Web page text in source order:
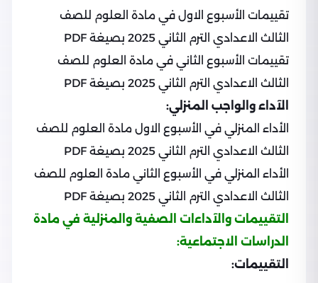
تقييمات الأسبوع الاول في مادة العلوم للصف
الثالث الاعدادي الترم الثاني 2025 بصيغة PDF
تقييمات الأسبوع الثاني في مادة العلوم للصف
الثالث الاعدادي الترم الثاني 2025 بصيغة PDF
الآداء والواجب المنزلي:
الأداء المنزلي في الأسبوع الاول مادة العلوم للصف
الثالث الاعدادي الترم الثاني 2025 بصيغة PDF
الأداء المنزلي في الأسبوع الثاني مادة العلوم للصف
الثالث الاعدادي الترم الثاني 2025 بصيغة PDF
التقييمات والآداءات الصفية والمنزلية في مادة
الدراسات الاجتماعية:
التقييمات: